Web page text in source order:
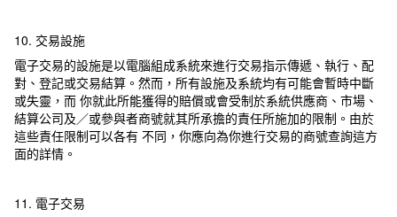
10. 交易設施
電子交易的設施是以電腦組成系統來進行交易指示傳遞、執行、配
對、登記或交易結算。然而，所有設施及系統均有可能會暫時中斷
或失靈，而 你就此所能獲得的賠償或會受制於系統供應商、市場、
結算公司及／或參與者商號就其所承擔的責任所施加的限制。由於
這些責任限制可以各有 不同，你應向為你進行交易的商號查詢這方
面的詳情。
11. 電子交易